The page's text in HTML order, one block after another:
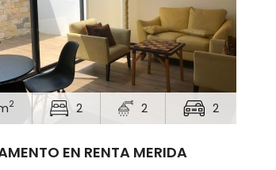
2 2 2 2
EN RENTA MERIDA